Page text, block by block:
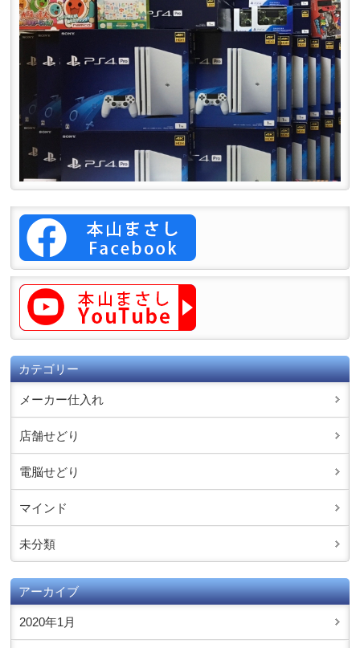
カテゴリー
メーカー仕入れ
店舗せどり
電脳せどり
マインド
未分類
アーカイブ
2020年1月